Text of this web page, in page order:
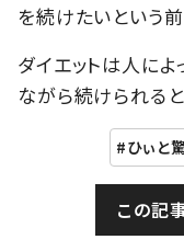
を続けたいという
ダイエットは人に
ながら続けられる
ひぃと
この記